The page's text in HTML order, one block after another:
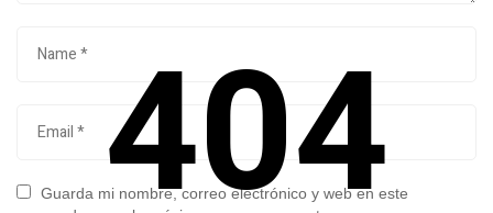
Guarda mi nombre, correo electrónico y web en este
404